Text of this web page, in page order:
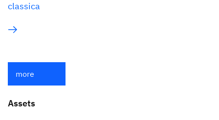
classica
more
Assets